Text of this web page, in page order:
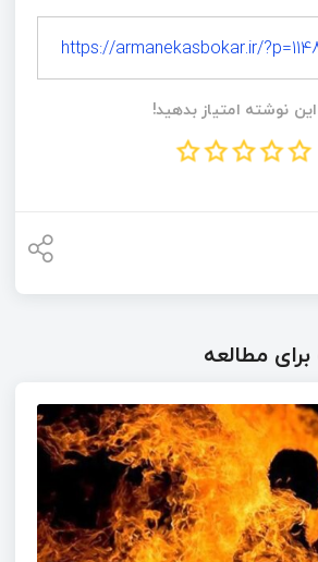
https://armanekasbokar.ir/
نوشته امتیاز بدهید!
مطالعه